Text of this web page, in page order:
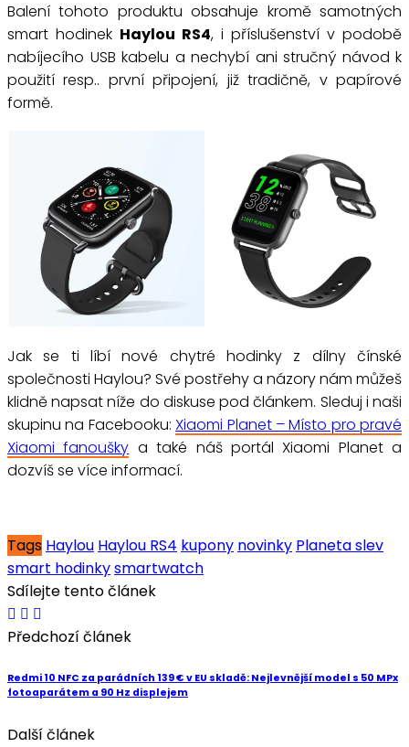
Balení tohoto produktu obsahuje kromě samotných
smart hodinek Haylou RS4, i příslušenství v podobě
nabíjecího USB kabelu a nechybí ani stručný návod k
použití resp.. první připojení, již tradičně, v papírové
formě.
Jak se ti líbí nové chytré hodinky z dílny čínské
společnosti Haylou? Své postřehy a názory nám můžeš
klidně napsat níže do diskuse pod článkem. Sleduj i naši
skupinu na Facebooku:Xiaomi Planet – Místo pro pravé
Xiaomi fanoušky a také náš portál Xiaomi Planet a
dozvíš se více informací.
Tags Haylou Haylou RS4 kupony novinky Planeta slev
smart hodinkysmartwatch
Sdílejte tento článek
Předchozí článek
Redmi 10 NFC za parádních 139 € v EU skladě: Nejlevnější model s 50 MPx
fotoaparátem a 90 Hz displejem
Další článek